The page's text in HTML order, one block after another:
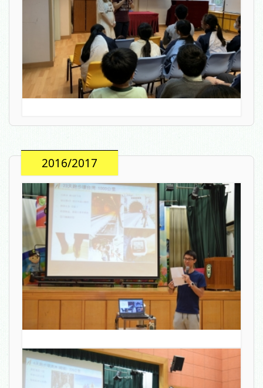
2016/2017